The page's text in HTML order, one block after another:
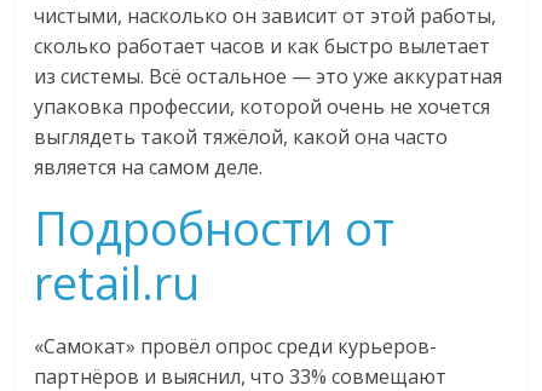
чистыми, насколько он зависит от этой работы,
сколько работает часов и как быстро вылетает
из системы. Всё остальное — это уже аккуратная
упаковка профессии, которой очень не хочется
выглядеть такой тяжёлой, какой она часто
является на самом деле.
Подробности от
retail.ru
«Самокат» провёл опрос среди курьеров-
партнёров и выяснил, что 33% совмещают